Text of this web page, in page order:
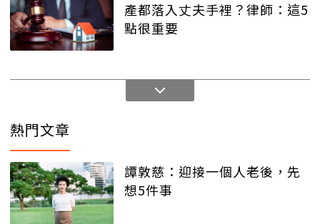
產都落入丈夫手裡？律師：這5
點很重要
熱門文章
譚敦慈：迎接一個人老後，先
想5件事